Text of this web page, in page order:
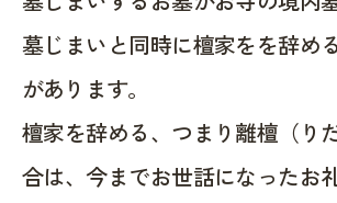
墓じまいと同時に檀家をを辞め
があります。
檀家を辞める、つまり離檀（り
合は、今までお世話になったお